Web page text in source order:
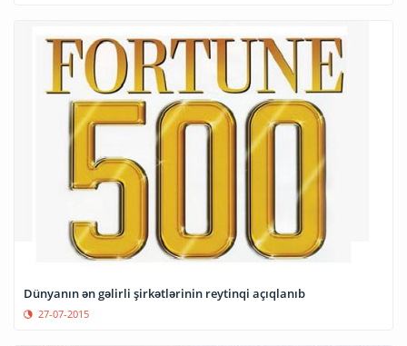
Dünyanın ən gəlirli şirkətlərinin reytinqi açıqlanıb
27-07-2015